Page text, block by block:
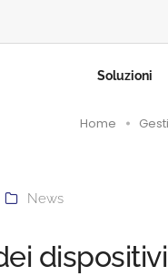
Soluzioni
Home
News